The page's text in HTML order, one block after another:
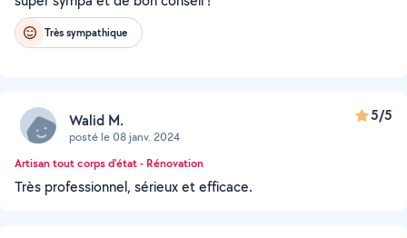
Très sympathique
Walid M.
posté le 08 janv. 2024
5/5
Artisan tout corps d'état - Rénovation
Très professionnel, sérieux et efficace.